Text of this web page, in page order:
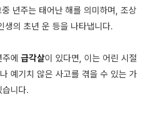
년주는 태어난 해를 의미하며, 조상
생의 초년 운 등을 나타냅니다.
에 급각살이 있다면, 이는 어린 시절
예기치 않은 사고를 겪을 수 있는 가
니다.